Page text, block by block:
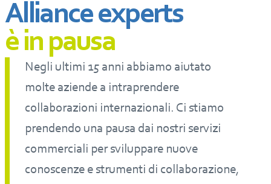
Alliance experts
è in pausa
Negli ultimi 15 anni abbiamo aiutato
molte aziende a intraprendere
collaborazioni internazionali. Ci stiamo
prendendo una pausa dai nostri servizi
commerciali per sviluppare nuove
conoscenze e strumenti di collaborazione,